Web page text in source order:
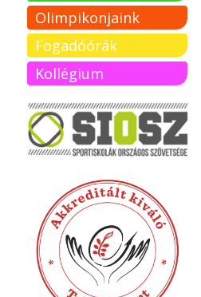
Olimpikonjaink
Fogadóórák
Kollégium